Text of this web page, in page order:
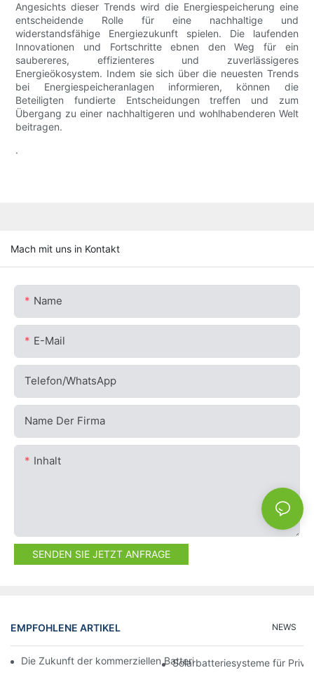
Angesichts dieser Trends wird die Energiespeicherung eine
entscheidende Rolle für eine nachhaltige und
widerstandsfähige Energiezukunft spielen. Die laufenden
Innovationen und Fortschritte ebnen den Weg für ein
saubereres, effizienteres und zuverlässigeres
Energieökosystem. Indem sie sich über die neuesten Trends
bei Energiespeicheranlagen informieren, können die
Beteiligten fundierte Entscheidungen treffen und zum
Übergang zu einer nachhaltigeren und wohlhabenderen Welt
beitragen.
.
Mach mit uns in Kontakt
Name
E-Mail
Telefon/WhatsApp
Name Der Firma
Inhalt
SENDEN SIE JETZT ANFRAGE
EMPFOHLENE ARTIKEL NEWS
Die Zukunft der kommerziellen Batteriespeicherung: Trends
Solarbatteriesysteme für